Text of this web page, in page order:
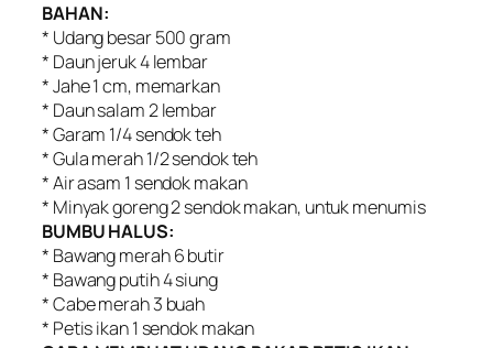
BAHAN:
* Udang besar 500 gram
* Daun jeruk 4 lembar
* Jahe 1 cm, memarkan
* Daun salam 2 lembar
* Garam 1/4 sendok teh
* Gula merah 1/2 sendok teh
* Air asam 1 sendok makan
* Minyak goreng 2 sendok makan, untuk menumis
BUMBU HALUS:
* Bawang merah 6 butir
* Bawang putih 4 siung
* Cabe merah 3 buah
* Petis ikan 1 sendok makan